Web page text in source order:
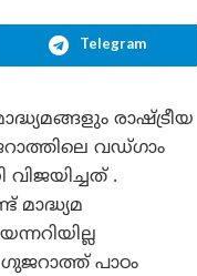
Telegram
രാഷ്ട്രീയ
വഡ്ഗാം
.
പാഠം